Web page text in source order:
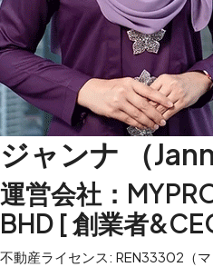
ジャンナ （
運営会社：
BHD [ 創業者
不動産ライセンス: REN33302（マ